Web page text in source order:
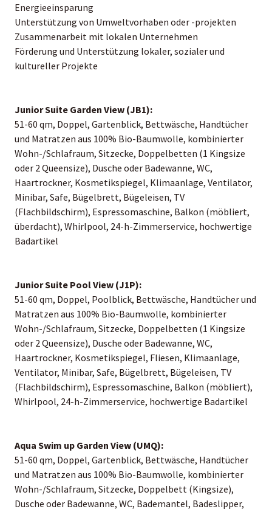
Energieeinsparung
Unterstützung von Umweltvorhaben oder -projekten
Zusammenarbeit mit lokalen Unternehmen
Förderung und Unterstützung lokaler, sozialer und
kultureller Projekte
Junior Suite Garden View (JB1):
51-60 qm, Doppel, Gartenblick, Bettwäsche, Handtücher
und Matratzen aus 100% Bio-Baumwolle, kombinierter
Wohn-/Schlafraum, Sitzecke, Doppelbetten (1 Kingsize
oder 2 Queensize), Dusche oder Badewanne, WC,
Haartrockner, Kosmetikspiegel, Klimaanlage, Ventilator,
Minibar, Safe, Bügelbrett, Bügeleisen, TV
(Flachbildschirm), Espressomaschine, Balkon (möbliert,
überdacht), Whirlpool, 24-h-Zimmerservice, hochwertige
Badartikel
Junior Suite Pool View (J1P):
51-60 qm, Doppel, Poolblick, Bettwäsche, Handtücher und
Matratzen aus 100% Bio-Baumwolle, kombinierter
Wohn-/Schlafraum, Sitzecke, Doppelbetten (1 Kingsize
oder 2 Queensize), Dusche oder Badewanne, WC,
Haartrockner, Kosmetikspiegel, Fliesen, Klimaanlage,
Ventilator, Minibar, Safe, Bügelbrett, Bügeleisen, TV
(Flachbildschirm), Espressomaschine, Balkon (möbliert),
Whirlpool, 24-h-Zimmerservice, hochwertige Badartikel
Aqua Swim up Garden View (UMQ):
51-60 qm, Doppel, Gartenblick, Bettwäsche, Handtücher
und Matratzen aus 100% Bio-Baumwolle, kombinierter
Wohn-/Schlafraum, Sitzecke, Doppelbett (Kingsize),
Dusche oder Badewanne, WC, Bademantel, Badeslipper,